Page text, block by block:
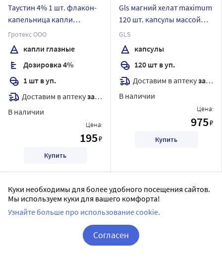
Таустин 4% 1 шт. флакон-
капельница капли
глазные 10 мл
Гротекс ООО
капли глазные
Дозировка 4%
1 шт в уп.
Доставим в аптекузавтра
В наличии
Цена:
195₽
Купить
Gls магний хелат maximum
120 шт. капсулы массой
650 мг
GLS
капсулы
120 шт в уп.
Доставим в аптекузавтра
В наличии
Цена:
975₽
Купить
Куки необходимы для более удобного посещения сайтов.
Мы используем куки для вашего комфорта!
Узнайте больше про использование cookie.
Согласен